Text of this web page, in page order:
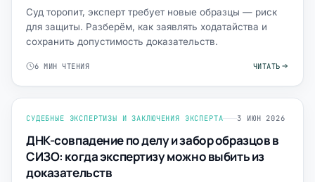
Суд торопит, эксперт требует новые образцы — риск
для защиты. Разберём, как заявлять ходатайства и
сохранить допустимость доказательств.
6 МИН ЧТЕНИЯ ЧИТАТЬ
СУДЕБНЫЕ ЭКСПЕРТИЗЫ И ЗАКЛЮЧЕНИЯ ЭКСПЕРТА 3 ИЮН 2026
ДНК-совпадение по делу и забор образцов в
СИЗО: когда экспертизу можно выбить из
доказательств